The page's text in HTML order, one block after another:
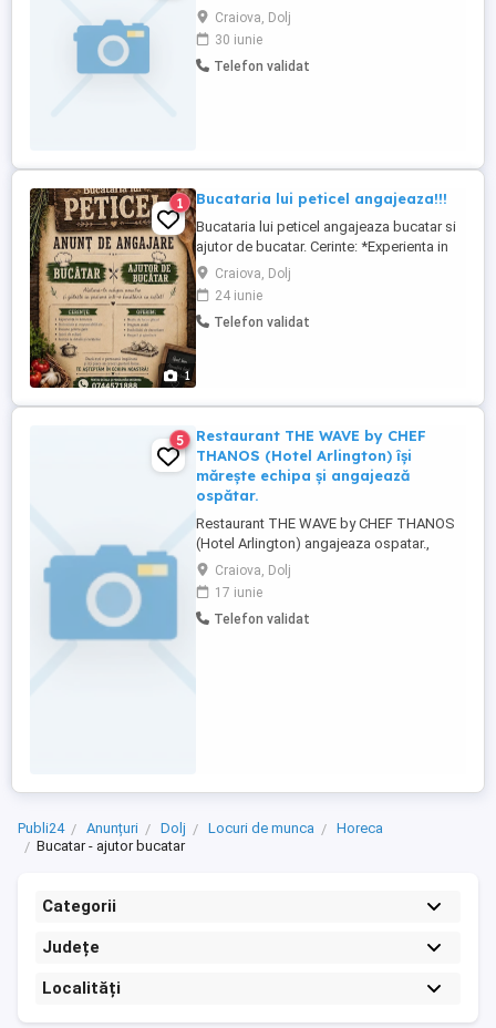
Craiova, Dolj
30 iunie
Telefon validat
1
1 Bucataria lui peticel angajeaza!!!
Bucataria lui peticel angajeaza bucatar si
ajutor de bucatar. Cerinte: *Experienta in
domeniu *Seriozitate si responsabilitate
*Pasiune pentru gatit *Spirit de echipa
*Atentie la detalii si curatenie Oferim:
*Mediu de lucru placut *Program stabil
Craiova, Dolj
24 iunie
Telefon validat
5
Restaurant THE WAVE by CHEF
THANOS (Hotel Arlington) își
mărește echipa și angajează
ospătar.
Restaurant THE WAVE by CHEF THANOS
(Hotel Arlington) angajeaza ospatar.,
salariu motivant!
Craiova, Dolj
17 iunie
Telefon validat
Publi24 Anunțuri Dolj Locuri de munca
Horeca
Bucatar - ajutor bucatar
Categorii
Județe
Localități